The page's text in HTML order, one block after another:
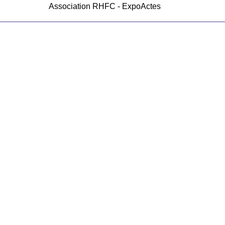
Association RHFC - ExpoActes